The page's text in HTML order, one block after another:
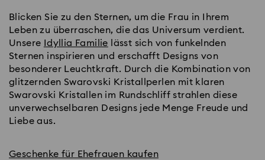
Blicken Sie zu den Sternen, um die Frau in Ihrem
Leben zu überraschen, die das Universum verdient.
Unsere
Idyllia Familie lässt sich von funkelnden
Sternen inspirieren und erschafft Designs von
besonderer Leuchtkraft. Durch die Kombination von
glitzernden Swarovski Kristallperlen mit klaren
Swarovski Kristallen im Rundschliff strahlen diese
unverwechselbaren Designs jede Menge Freude und
Liebe aus.
Geschenke für Ehefrauen kaufen